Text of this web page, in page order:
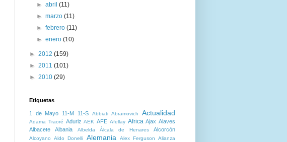
►abril(11)
►marzo(11)
►febrero(11)
►enero(10)
► 2012 (159)
► 2011 (101)
► 2010 (29)
Etiquetas
1 de Mayo 11-M 11-S Abbiati Abramovich Actualidad
Adama Traoré Aduriz AEK AFE Afellay Africa Ajax Alaves
Albacete
Albania Albelda Álcala de Henares Alcorcón
Alcoyano Aldo Donelli Alemania Alex Ferguson
Alianza